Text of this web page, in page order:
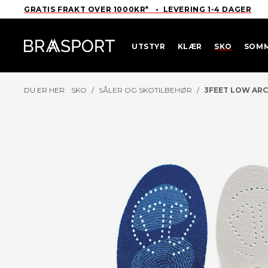
GRATIS FRAKT OVER 1000KR* • LEVERING 1-4 DAGER
UTSTYR KLÆR SKO
DU ER HER: SKO / SÅLER OG SKOTILBEHØR / 3FEET LOW